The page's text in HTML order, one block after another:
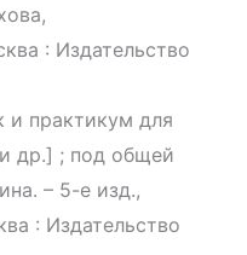
: Издательство
и практикум для
др.] ; под общей
– 5-е изд.,
: Издательство